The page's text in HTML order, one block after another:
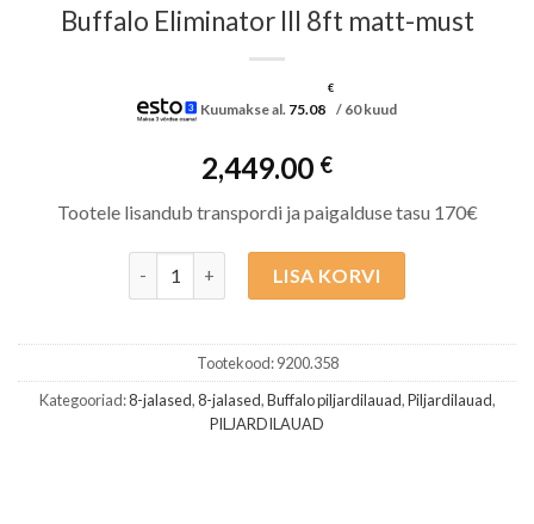
Buffalo Eliminator III 8ft matt-must
Kuumakse al. 75.08
€
/ 60 kuud
2,449.00 €
Tootele lisandub transpordi ja paigalduse tasu 170€
LISA KORVI
Tootekood:9200.358
Kategooriad:8-jalased,8-jalased,Buffalo piljardilauad,Piljardilauad,
PILJARDILAUAD